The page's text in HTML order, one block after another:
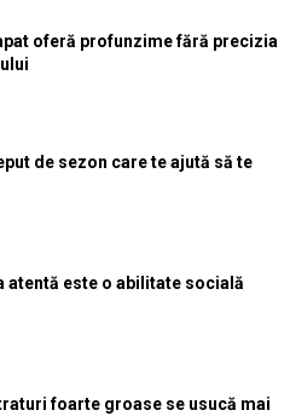
oferă profunzime fără precizia
de sezon care te ajută să te
atentă este o abilitate socială
foarte groase se usucă mai